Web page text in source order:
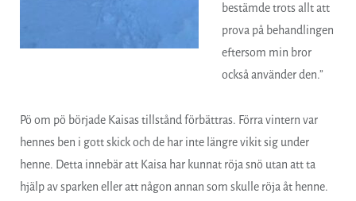
bestämde trots allt att
prova på behandlingen
eftersom min bror
också använder den.”
Pö om pö började Kaisas tillstånd förbättras. Förra vintern var
hennes ben i gott skick och de har inte längre vikit sig under
henne. Detta innebär att Kaisa har kunnat röja snö utan att ta
hjälp av sparken eller att någon annan som skulle röja åt henne.